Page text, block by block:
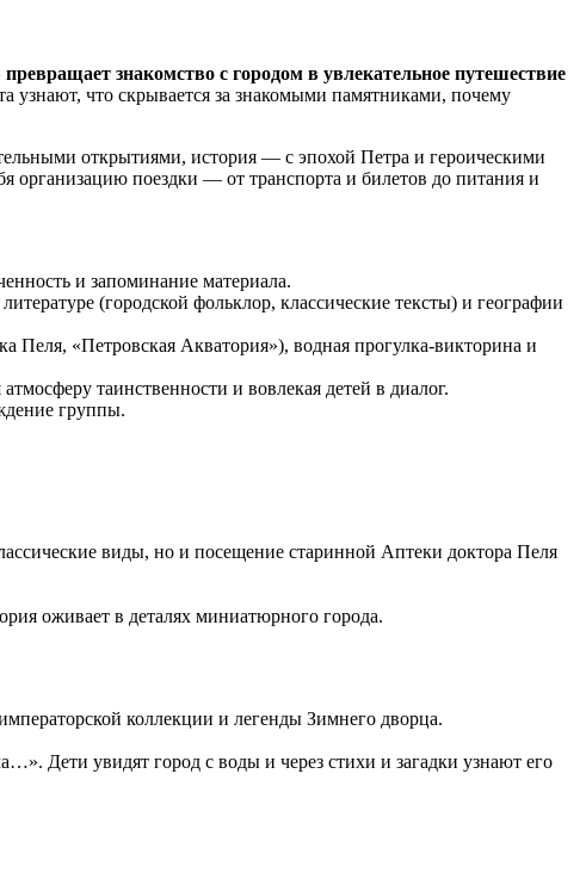
знакомство с городом в увлекательное путешествие
узнают, что скрывается за знакомыми памятниками, почему
открытиями, история — с эпохой Петра и героическими
организацию поездки — от транспорта и билетов до питания и
и запоминание материала.
(городской фольклор, классические тексты) и географии
«Петровская Акватория»), водная прогулка-викторина и
таинственности и вовлекая детей в диалог.
группы.
виды, но и посещение старинной Аптеки доктора Пеля
оживает в деталях миниатюрного города.
коллекции и легенды Зимнего дворца.
Дети увидят город с воды и через стихи и загадки узнают его